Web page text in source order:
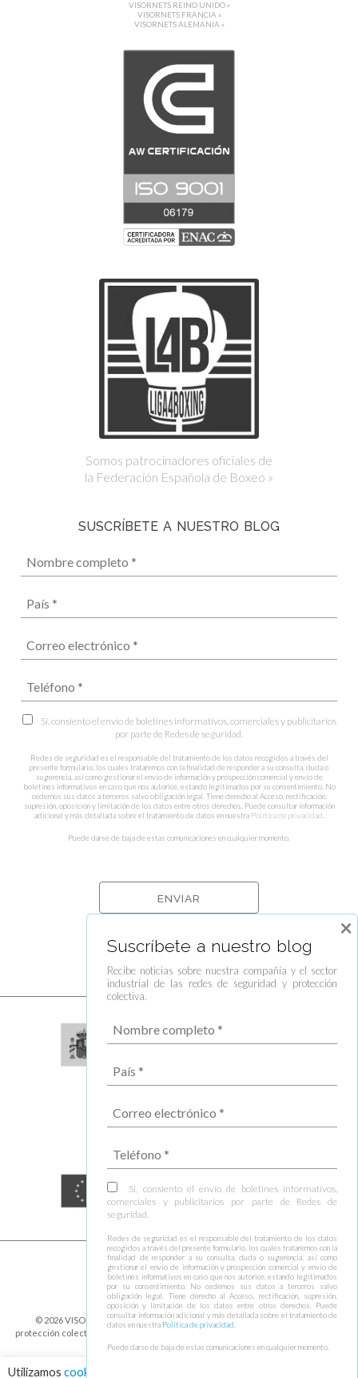
VISORNETS REINO UNIDO »
VISORNETS FRANCIA »
VISORNETS ALEMANIA »
Somos patrocinadores oficiales de
la Federación Española de Boxeo »
SUSCRÍBETE A NUESTRO BLOG
Sí, consiento el envío de boletines informativos, comerciales y publicitarios
por parte de Redes de seguridad.
Redes de seguridad es el responsable del tratamiento de los datos recogidos a través del
presente formulario, los cuales trataremos con la finalidad de responder a su consulta, duda o
sugerencia, así como gestionar el envío de información y prospección comercial y envío de
boletines informativos en caso que nos autorice, estando legitimados por su consentimiento. No
cedemos sus datos a terceros salvo obligación legal. Tiene derecho al Acceso, rectificación,
supresión, oposición y limitación de los datos entre otros derechos. Puede consultar información
adicional y más detallada sobre el tratamiento de datos en nuestra Política de privacidad
Puede darse de baja de estas comunicaciones en cualquier momento.
© 2026 VISOR FALL ARREST NETS Redes de seguridad y elementos de
protección colectiva ⁃
Política de cookies y protección de datos
envío⁃ Design byIxotype
Utilizamos cookies
Suscríbete a nuestro blog
Recibe noticias sobre nuestra compañía y el sector
industrial de las redes de seguridad y protección
colectiva.
Sí, consiento el envío de boletines informativos,
comerciales y publicitarios por parte de Redes de
seguridad.
Redes de seguridad es el responsable del tratamiento de los datos
recogidos a través del presente formulario, los cuales trataremos con la
finalidad de responder a su consulta, duda o sugerencia, así como
gestionar el envío de información y prospección comercial y envío de
boletines informativos en caso que nos autorice, estando legitimados
por su consentimiento. No cedemos sus datos a terceros salvo
obligación legal. Tiene derecho al Acceso, rectificación, supresión,
oposición y limitación de los datos entre otros derechos. Puede
consultar información adicional y más detallada sobre el tratamiento de
datos en nuestra Política de privacidad
Puede darse de baja de estas comunicaciones en cualquier momento.
×